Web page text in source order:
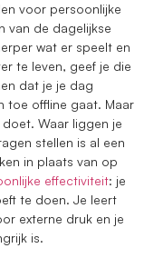
voor persoonlijke
van de dagelijkse
wat er speelt en
te leven, geef je die
dat je je dag
toe offline gaat. Maar
Waar liggen je
stellen is al een
in plaats van op
effectiviteit: je
te doen. Je leert
externe druk en je
is.